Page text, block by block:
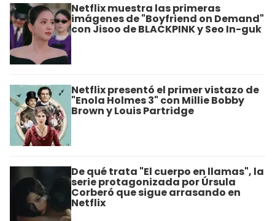
Netflix muestra las primeras
imágenes de "Boyfriend on Demand"
con Jisoo de BLACKPINK y Seo In-guk
Netflix presentó el primer vistazo de
"Enola Holmes 3" con Millie Bobby
Brown y Louis Partridge
De qué trata "El cuerpo en llamas", la
serie protagonizada por Úrsula
Corberó que sigue arrasando en
Netflix